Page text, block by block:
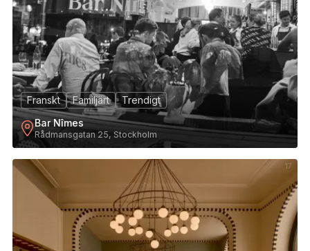
Franskt Familjärt
Trendigt
Bar Nîmes
Rådmansgatan 25, Stockholm
17